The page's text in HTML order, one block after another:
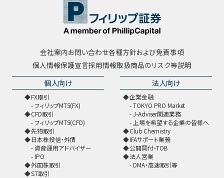
会社案内お問い合わせ各種方針および免責事項
個人情報保護宣言採用情報取扱商品のリスク等説明
個人向け
FX取引
フィリップMT5(FX)
CFD取引
フィリップMT5(CFD)
先物取引
日本株投信・外債
資産運用アドバイザー
IPO
外国株取引
ST取引
法人向け
企業金融
TOKYO PRO Market
J-Adviser関連業務
上場を希望する企業の皆様へ
Club Chemistry
IFAサポート業務
公開買付・TOB
法人営業
DMA・高速取引等